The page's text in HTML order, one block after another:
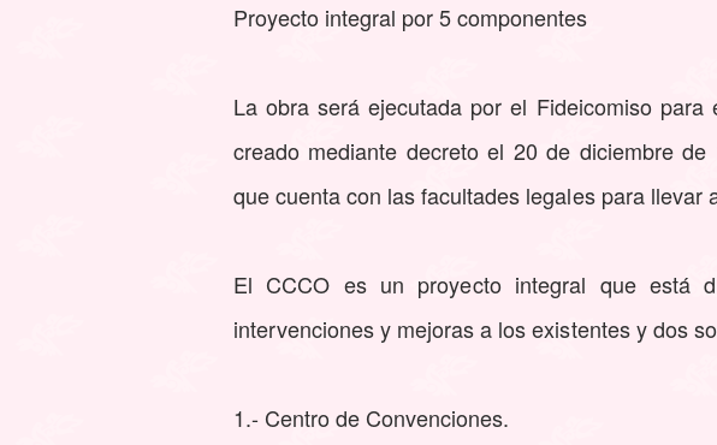
Proyecto integral por 5 componentes
La obra será ejecutada por el Fideicomiso
creado mediante decreto el 20 de diciembre
que cuenta con las facultades legales para llevar
El CCCO es un proyecto integral que está
intervenciones y mejoras a los existentes y dos
1.- Centro de Convenciones.